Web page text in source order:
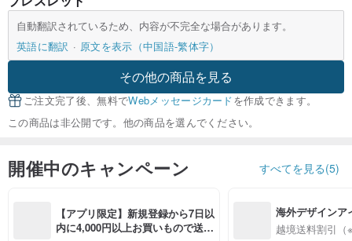
自動翻訳されているため、内容が不完全な場合があります。
英語に翻訳
原文を表示（中国語-繁体字）
その他の商品を見る
ご注文完了後、無料でWebメッセージカードを作成できます。
この商品は非公開です。他の商品を選んでください。
開催中のキャンペーン すべてを見る(5)
【アプリ限定】新規登録から7日以
内に4,000円以上お買いもので送料
海外デザインア
入
越境送料割引（